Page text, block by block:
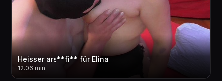
Heisser ars**fi** für Elina
12.06 min